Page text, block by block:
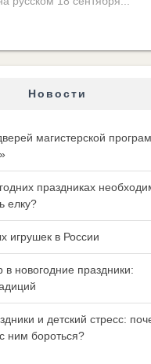
Новости
магистерской
праздниках
елку?
игрушек в России
новогодние праздники:
и детский стресс:
ним бороться?